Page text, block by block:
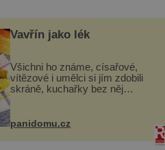
Vavřín jako lék
Všichni ho známe, císařové,
vítězové i umělci si jím zdobili
skráně, kuchařky bez něj
zmírnit některé naše neduhy.
Obsahuje v malém množství
ně...
panidomu.cz